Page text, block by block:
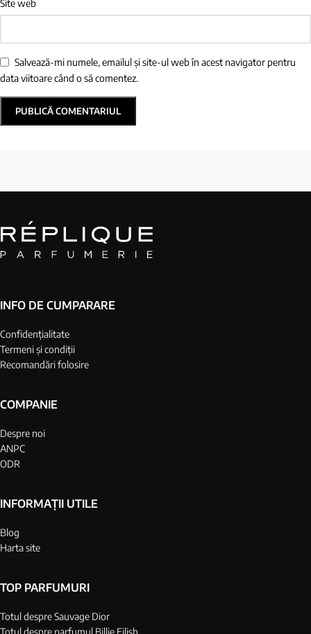
Site web
Salvează-mi numele, emailul și site-ul web în acest navigator pentru
data viitoare când o să comentez.
INFO DE CUMPARARE
Confidențialitate
Termeni și condiții
Recomandări folosire
COMPANIE
Despre noi
ANPC
ODR
INFORMAȚII UTILE
Blog
Harta site
TOP PARFUMURI
Totul despre Sauvage Dior